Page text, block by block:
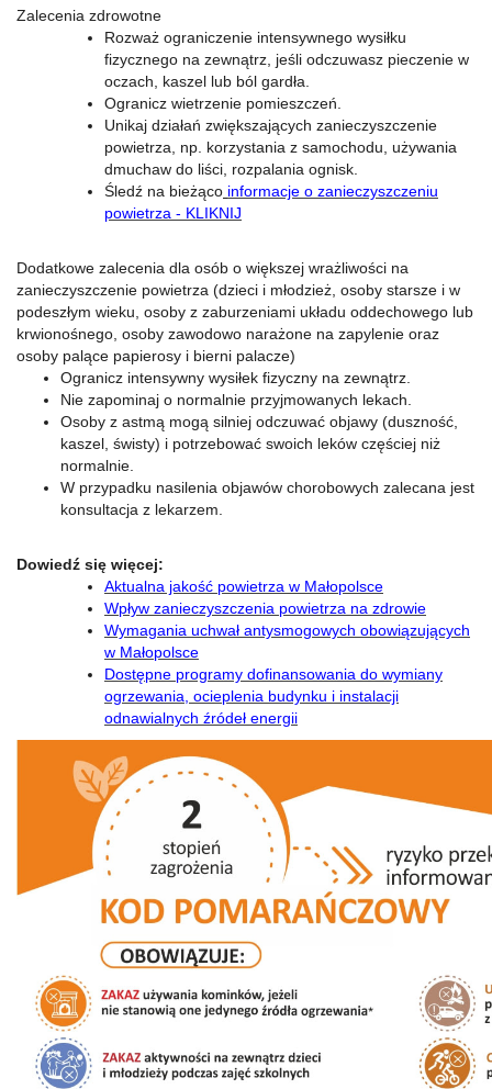
Zalecenia zdrowotne
Rozważ ograniczenie intensywnego wysiłku
fizycznego na zewnątrz, jeśli odczuwasz pieczenie w
oczach, kaszel lub ból gardła.
Ogranicz wietrzenie pomieszczeń.
Unikaj działań zwiększających zanieczyszczenie
powietrza, np. korzystania z samochodu, używania
dmuchaw do liści, rozpalania ognisk.
Śledź na bieżąco informacje o zanieczyszczeniu
powietrza - KLIKNIJ
Dodatkowe zalecenia dla osób o większej wrażliwości na
zanieczyszczenie powietrza (dzieci i młodzież, osoby starsze i w
podeszłym wieku, osoby z zaburzeniami układu oddechowego lub
krwionośnego, osoby zawodowo narażone na zapylenie oraz
osoby palące papierosy i bierni palacze)
Ogranicz intensywny wysiłek fizyczny na zewnątrz.
Nie zapominaj o normalnie przyjmowanych lekach.
Osoby z astmą mogą silniej odczuwać objawy (duszność,
kaszel, świsty) i potrzebować swoich leków częściej niż
normalnie.
W przypadku nasilenia objawów chorobowych zalecana jest
konsultacja z lekarzem.
Dowiedź się więcej:
Aktualna jakość powietrza w Małopolsce
Wpływ zanieczyszczenia powietrza na zdrowie
Wymagania uchwał antysmogowych obowiązujących
w Małopolsce
Dostępne programy dofinansowania do wymiany
ogrzewania, ocieplenia budynku i instalacji
odnawialnych źródeł energii